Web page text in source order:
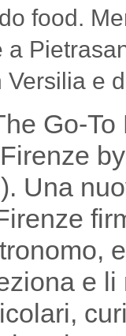
food.
a
e
Go-
Una
e